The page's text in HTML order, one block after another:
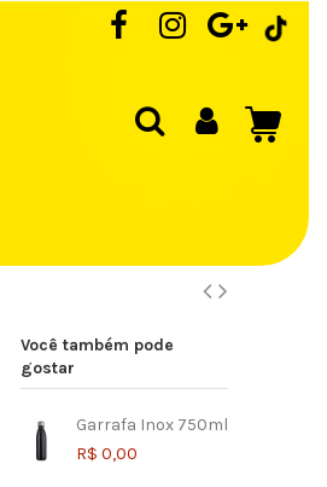
Você também pode
gostar
Garrafa Inox 750ml
R$ 0,00